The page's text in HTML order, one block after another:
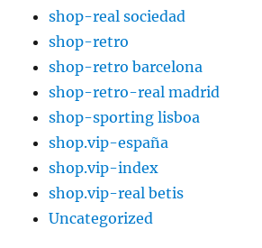
shop-real sociedad
shop-retro
shop-retro barcelona
shop-retro-real madrid
shop-sporting lisboa
shop.vip-españa
shop.vip-index
shop.vip-real betis
Uncategorized